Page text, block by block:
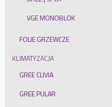
VGE MONOBLOK
FOLIE GRZEWCZE
KLIMATYZACJA
GREE CLIVIA
GREE PULAR